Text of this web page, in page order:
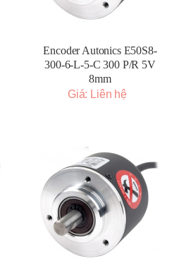
Encoder Autonics E50S8-
300-6-L-5-C 300 P/R 5V
8mm
Giá: Liên hệ